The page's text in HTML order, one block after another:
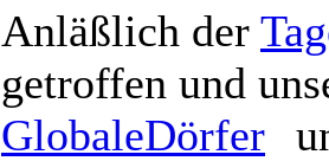
Anläßlich der
getroffen und
GlobaleDörfer